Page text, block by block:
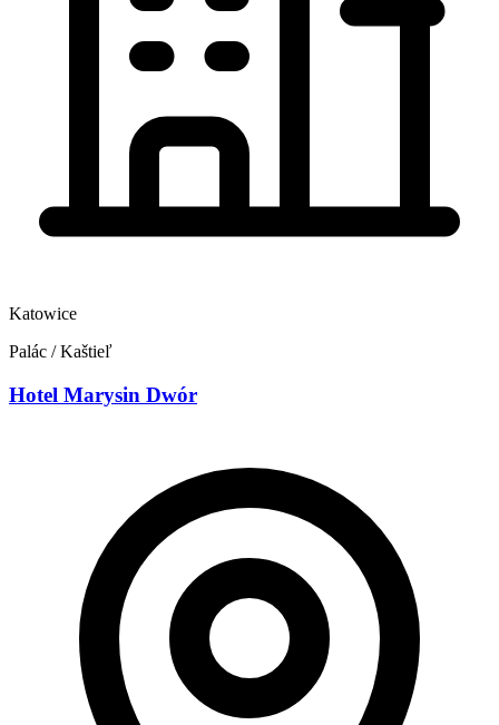
Katowice
Palác / Kaštieľ
Hotel Marysin Dwór